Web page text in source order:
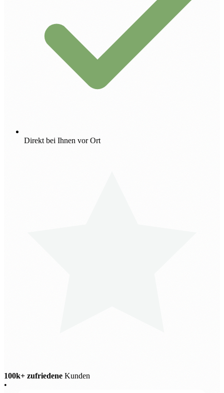
Direkt bei Ihnen vor Ort
100k+ zufriedene Kunden
•